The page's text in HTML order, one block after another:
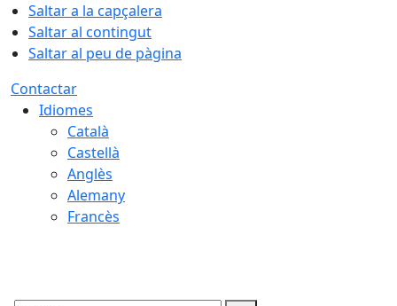
Saltar a la capçalera
Saltar al contingut
Saltar al peu de pàgina
Contactar
Idiomes
Català
Castellà
Anglès
Alemany
Francès